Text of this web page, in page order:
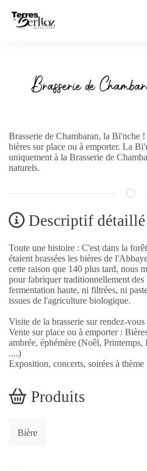
contenu
Brasserie de
Brasserie de Chambaran, la Bi'nche
bières sur place ou à emporter. La
uniquement à la Brasserie de
naturels.
Descriptif détaillé
Toute une histoire : C'est dans la
étaient brassées les bières de
cette raison que 140 plus tard, nous
pour fabriquer traditionnellement des
fermentation haute, ni filtrées, ni
issues de l'agriculture biologique.
Visite de la brasserie sur rendez-vous
Vente sur place ou à emporter :
ambrée, éphémère (Noêl,
....)
Exposition, concerts, soirées à thème
Produits
Bière